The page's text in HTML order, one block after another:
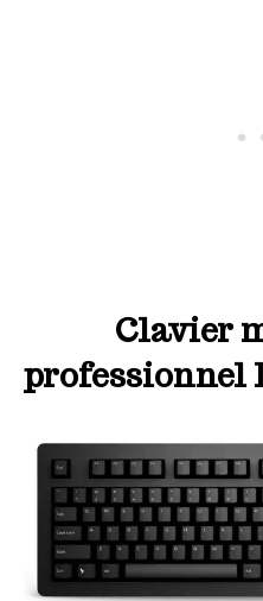
Clavier
professionnel